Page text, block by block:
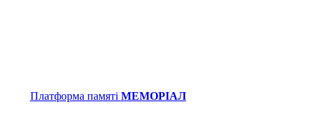
Платформа памяті МЕМОРІАЛ